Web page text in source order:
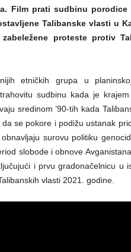
Film prati sudbinu porodice
Talibanske vlasti u
proteste protiv
etničkih grupa u
sudbinu kada je
sredinom ’90-tih kada
se pokore i podižu ustanak
surovu politiku
slobode i obnove
i prvu gradonačelnicu u
vlasti 2021. godine.